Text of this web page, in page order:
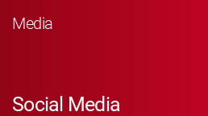
Media
Social Media